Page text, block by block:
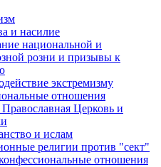
и насилие
национальной и
розни и призывы к
экстремизму
отношения
Православная Церковь и
и ислам
религии против "сект"
отношения